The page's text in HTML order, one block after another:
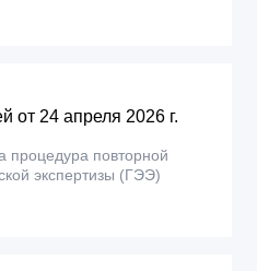
от 24 апреля 2026 г.
процедура повторной
экспертизы (ГЭЭ)